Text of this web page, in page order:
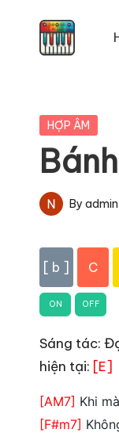
Posted
HỢP ÂM
Posted
By admin
[ b ] C
ON OFF
Sáng tác:
hiện tại: [E]
[AM7] Khi
[F#m7]